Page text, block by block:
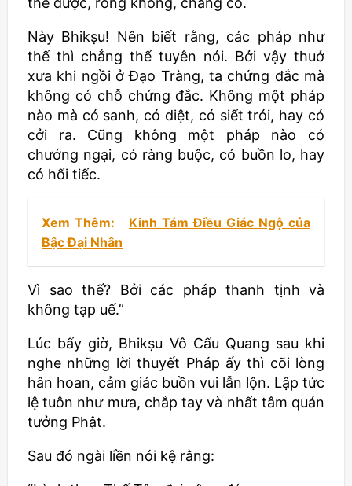
Này Bhikṣu! Nên biết rằng, các pháp như
thế thì chẳng thể tuyên nói. Bởi vậy thuở
xưa khi ngồi ở Đạo Tràng, ta chứng đắc mà
không có chỗ chứng đắc. Không một pháp
nào mà có sanh, có diệt, có siết trói, hay có
cởi ra. Cũng không một pháp nào có
chướng ngại, có ràng buộc, có buồn lo, hay
có hối tiếc.
Xem Thêm:
Kinh Tám Điều Giác Ngộ của
Bậc Đại Nhân
Vì sao thế? Bởi các pháp thanh tịnh và
không tạp uế.”
Lúc bấy giờ, Bhikṣu Vô Cấu Quang sau khi
nghe những lời thuyết Pháp ấy thì cõi lòng
hân hoan, cảm giác buồn vui lẫn lộn. Lập tức
lệ tuôn như mưa, chắp tay và nhất tâm quán
tưởng Phật.
Sau đó ngài liền nói kệ rằng: